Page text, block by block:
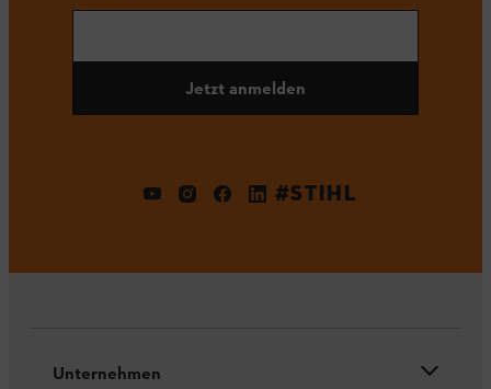
Jetzt anmelden
#STIHL
Unternehmen